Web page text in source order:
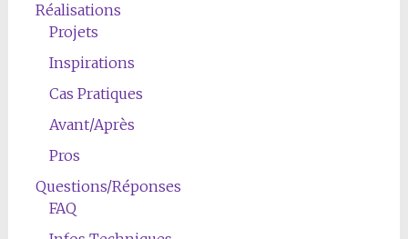
Réalisations
Projets
Inspirations
Cas Pratiques
Avant/Après
Pros
Questions/Réponses
FAQ